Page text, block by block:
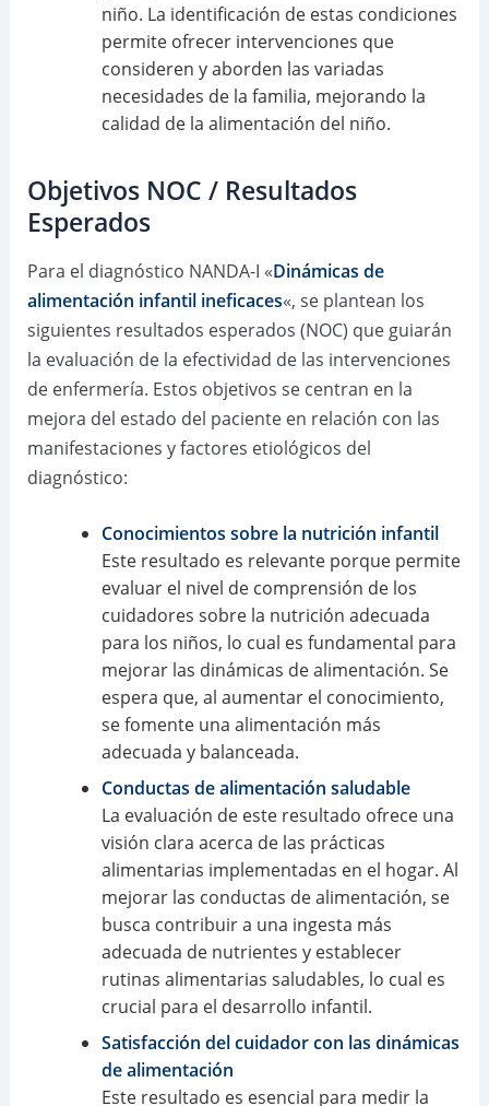
niño. La identificación de estas condiciones
permite ofrecer intervenciones que
consideren y aborden las variadas
necesidades de la familia, mejorando la
calidad de la alimentación del niño.
Objetivos NOC / Resultados
Esperados
Para el diagnóstico NANDA-I «Dinámicas de
alimentación infantil ineficaces«, se plantean los
siguientes resultados esperados (NOC) que guiarán
la evaluación de la efectividad de las intervenciones
de enfermería. Estos objetivos se centran en la
mejora del estado del paciente en relación con las
manifestaciones y factores etiológicos del
diagnóstico:
Conocimientos sobre la nutrición infantil
Este resultado es relevante porque permite
evaluar el nivel de comprensión de los
cuidadores sobre la nutrición adecuada
para los niños, lo cual es fundamental para
mejorar las dinámicas de alimentación. Se
espera que, al aumentar el conocimiento,
se fomente una alimentación más
adecuada y balanceada.
Conductas de alimentación saludable
La evaluación de este resultado ofrece una
visión clara acerca de las prácticas
alimentarias implementadas en el hogar. Al
mejorar las conductas de alimentación, se
busca contribuir a una ingesta más
adecuada de nutrientes y establecer
rutinas alimentarias saludables, lo cual es
crucial para el desarrollo infantil.
Satisfacción del cuidador con las dinámicas
de alimentación
Este resultado es esencial para medir la